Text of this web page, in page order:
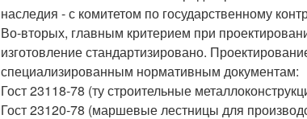
наследия - с комитетом по государственному
Во-вторых, главным критерием при
изготовление стандартизировано.
специализированным нормативным документам:
Гост 23118-78 (ту строительные
Гост 23120-78 (маршевые лестницы для